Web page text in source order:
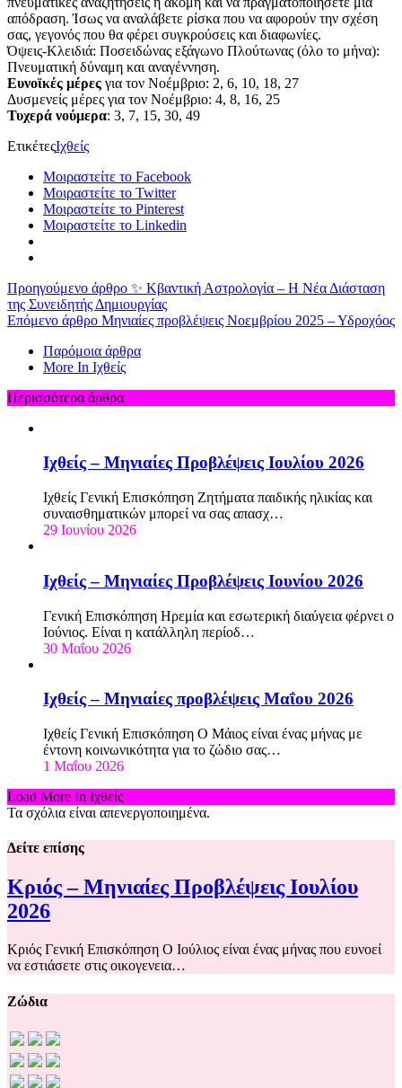
απόδραση. Ίσως να αναλάβετε ρίσκα που να αφορούν την σχέση
σας, γεγονός που θα φέρει συγκρούσεις και διαφωνίες.
Όψεις-Κλειδιά: Ποσειδώνας εξάγωνο Πλούτωνας (όλο το μήνα):
Πνευματική δύναμη και αναγέννηση.
Ευνοϊκές μέρες για τον Νοέμβριο: 2, 6, 10, 18, 27
Δυσμενείς μέρες για τον Νοέμβριο: 4, 8, 16, 25
Τυχερά νούμερα: 3, 7, 15, 30, 49
ΕτικέτεςΙχθείς
Μοιραστείτε το Facebook
Μοιραστείτε το Twitter
Μοιραστείτε το Pinterest
Μοιραστείτε το Linkedin
Προηγούμενο άρθρο ✨ Κβαντική Αστρολογία – Η Νέα Διάσταση
της Συνειδητής Δημιουργίας
Επόμενο άρθρο Μηνιαίες προβλέψεις Νοεμβρίου 2025 – Υδροχόος
Παρόμοια άρθρα
More In Ιχθείς
Περισσότερα άρθρα
Ιχθείς – Μηνιαίες Προβλέψεις Ιουλίου 2026
Ιχθείς Γενική Επισκόπηση Ζητήματα παιδικής ηλικίας και
συναισθηματικών μπορεί να σας απασχ…
29 Ιουνίου 2026
Ιχθείς – Μηνιαίες Προβλέψεις Ιουνίου 2026
Γενική Επισκόπηση Ηρεμία και εσωτερική διαύγεια φέρνει ο
Ιούνιος. Είναι η κατάλληλη περίοδ…
30 Μαΐου 2026
Ιχθείς – Μηνιαίες προβλέψεις Μαΐου 2026
Ιχθείς Γενική Επισκόπηση Ο Μάιος είναι ένας μήνας με
έντονη κοινωνικότητα για το ζώδιο σας…
1 Μαΐου 2026
Load More In Ιχθείς
Τα σχόλια είναι απενεργοποιημένα.
Δείτε επίσης
Κριός – Μηνιαίες Προβλέψεις Ιουλίου
2026
Κριός Γενική Επισκόπηση Ο Ιούλιος είναι ένας μήνας που ευνοεί
να εστιάσετε στις οικογενεια…
Ζώδια